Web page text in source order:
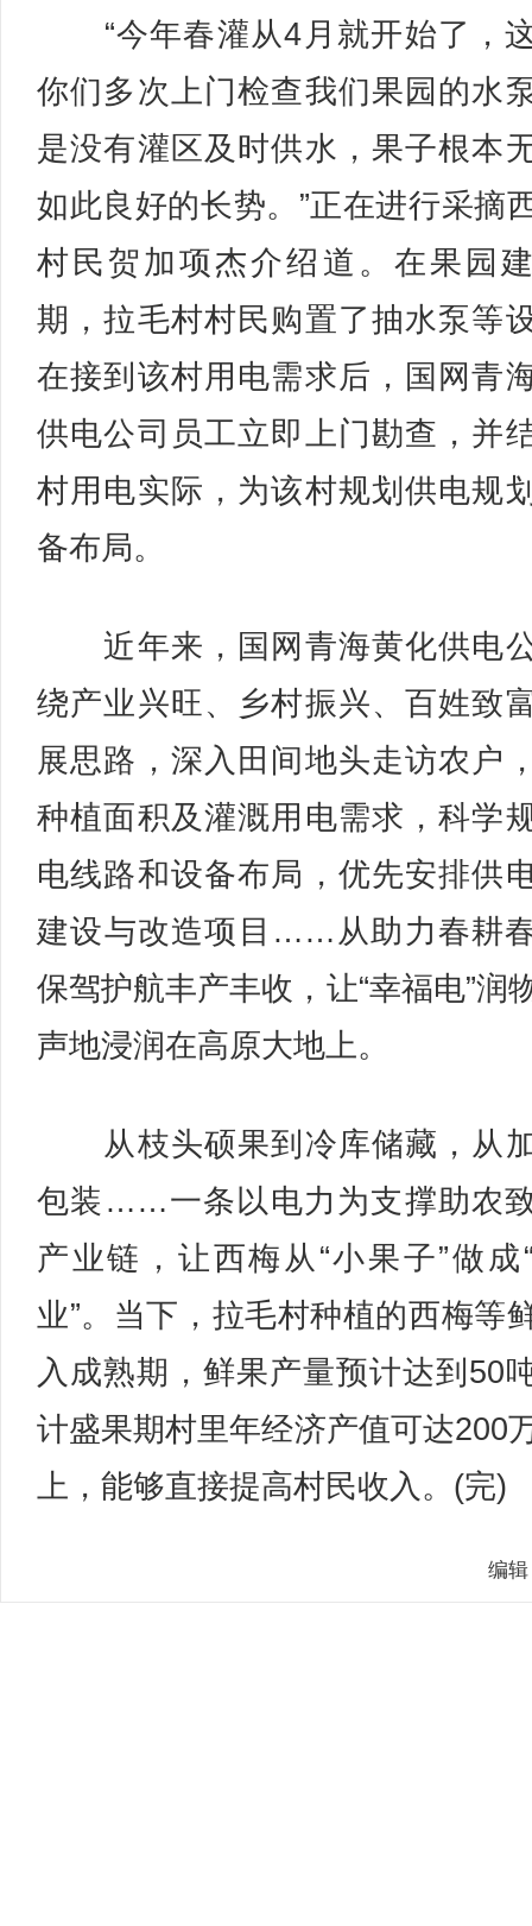
“今年春灌从4月就开始了，
你们多次上门检查我们果园的水
是没有灌区及时供水，果子根本
如此良好的长势。”正在进行采摘
村民贺加项杰介绍道。在果园
期，拉毛村村民购置了抽水泵等
在接到该村用电需求后，国网青
供电公司员工立即上门勘查，并
村用电实际，为该村规划供电规
备布局。
近年来，国网青海黄化供电
绕产业兴旺、乡村振兴、百姓致
展思路，深入田间地头走访农户
种植面积及灌溉用电需求，科学
电线路和设备布局，优先安排供
建设与改造项目……从助力春耕
保驾护航丰产丰收，让“幸福电”润
声地浸润在高原大地上。
从枝头硕果到冷库储藏，从
包装……一条以电力为支撑助农
产业链，让西梅从“小果子”做成
业”。当下，拉毛村种植的西梅等
入成熟期，鲜果产量预计达到50
计盛果期村里年经济产值可达200
上，能够直接提高村民收入。(完)
编